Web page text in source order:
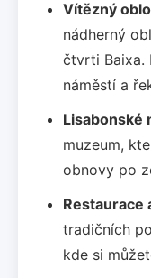
Vítězný
nádherný
čtvrti Baixa.
náměstí a
Lisabonské
muzeum,
obnovy po
Restaurace
tradičních
kde si